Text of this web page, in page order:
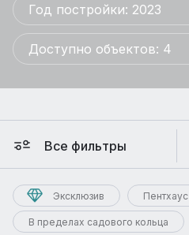
Год постройки: 2023
Доступно объектов: 4
Все фильтры
Эксклюзив Пентхаус
В пределах садового кольца